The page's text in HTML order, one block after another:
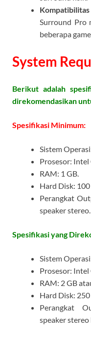
Surround Pro
beberapa
System
Berikut adalah
direkomendasikan
Spesifikasi Minimum:
Sistem
Prosesor:
RAM: 1 GB.
Hard Disk:
Perangkat
speaker stereo.
Spesifikasi yang
Sistem
Prosesor:
RAM: 2 GB
Hard Disk:
Perangkat
speaker